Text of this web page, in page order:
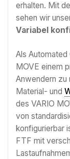
erhalten. Mit
sehen wir
Variabel
Als Automated
MOVE einem
Anwendern zu
Material- und
des VARIO
von
konfigurierbar
FTF mit